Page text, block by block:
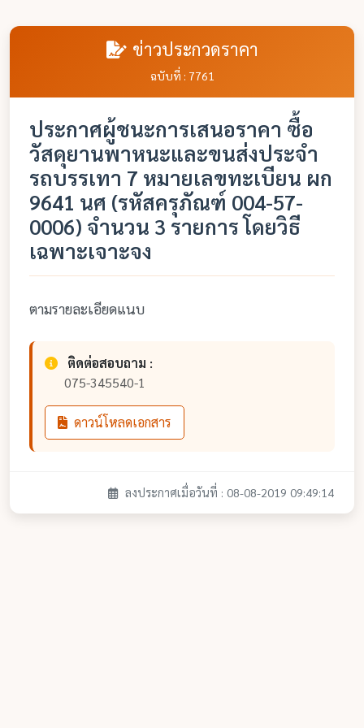
ข่าวประกวดราคา
ฉบับที่ : 7761
ประกาศผู้ชนะการเสนอราคา ซื้อ
วัสดุยานพาหนะและขนส่งประจำ
รถบรรเทา 7 หมายเลขทะเบียน ผก
9641 นศ (รหัสครุภัณฑ์ 004-57-
0006) จำนวน 3 รายการ โดยวิธี
เฉพาะเจาะจง
ตามรายละเอียดแนบ
ติดต่อสอบถาม :
075-345540-1
ดาวน์โหลดเอกสาร
ลงประกาศเมื่อวันที่ : 08-08-2019 09:49:14